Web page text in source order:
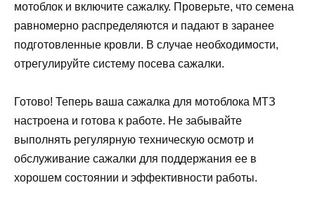
мотоблок и включите сажалку. Проверьте, что семена
равномерно распределяются и падают в заранее
подготовленные кровли. В случае необходимости,
отрегулируйте систему посева сажалки.
Готово! Теперь ваша сажалка для мотоблока МТЗ
настроена и готова к работе. Не забывайте
выполнять регулярную техническую осмотр и
обслуживание сажалки для поддержания ее в
хорошем состоянии и эффективности работы.